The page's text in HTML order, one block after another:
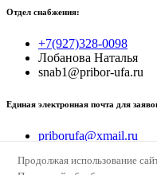
Продолжая использование
Отдел снабжения:
+7(927)328-0098
Лобанова Наталья
snab1@pribor-ufa.ru
Единая электронная почта для
priborufa@xmail.ru
© priborufa